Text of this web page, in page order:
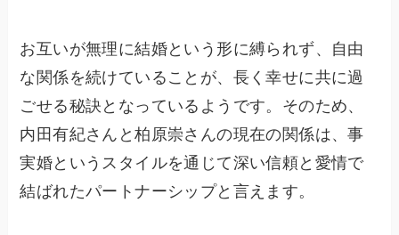
お互いが無理に結婚という形に縛られず、自由
な関係を続けていることが、長く幸せに共に過
ごせる秘訣となっているようです。そのため、
内田有紀さんと柏原崇さんの現在の関係は、事
実婚というスタイルを通じて深い信頼と愛情で
結ばれたパートナーシップと言えます。